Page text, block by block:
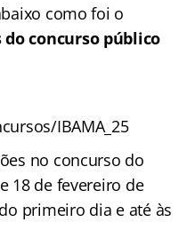
como foi o
concurso público
IBAMA_25
no concurso do
18 de fevereiro de
primeiro dia e até às